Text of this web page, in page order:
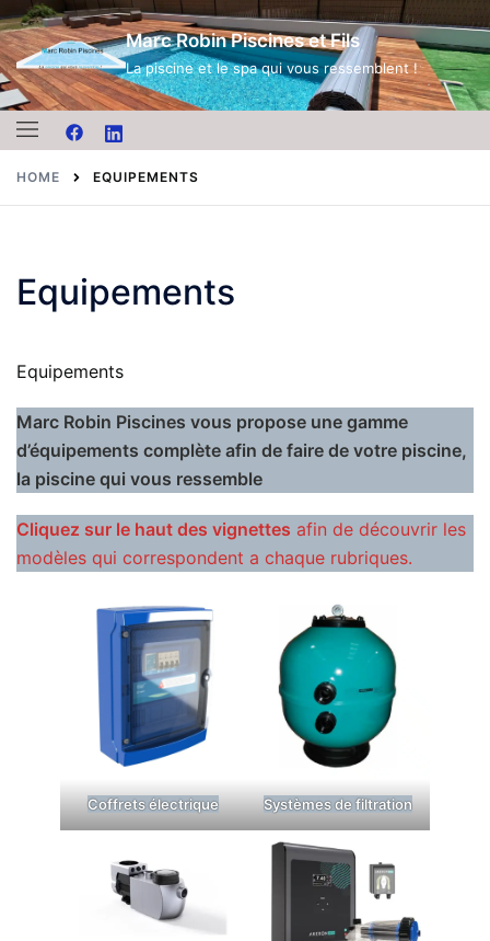
Skip
to
content
Marc Robin Piscines et Fils
La piscine et le spa qui vous ressemblent !
HOME EQUIPEMENTS
Equipements
Equipements
Marc Robin Piscines vous propose une gamme
d’équipements complète afin de faire de votre piscine,
la piscine qui vous ressemble
Cliquez sur le haut des vignettes afin de découvrir les
modèles qui correspondent a chaque rubriques.
Coffrets électrique Systèmes de filtration